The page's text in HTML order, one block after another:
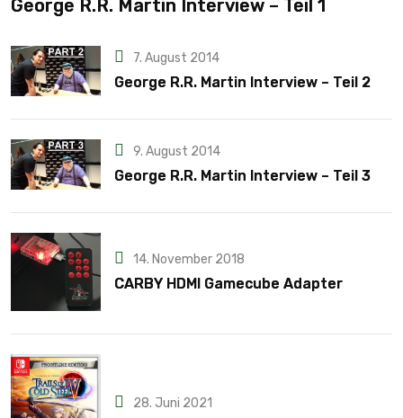
George R.R. Martin Interview – Teil 1
7. August 2014
George R.R. Martin Interview – Teil 2
9. August 2014
George R.R. Martin Interview – Teil 3
14. November 2018
CARBY HDMI Gamecube Adapter
28. Juni 2021